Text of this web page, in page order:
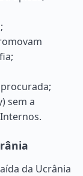
sem a
da Ucrânia